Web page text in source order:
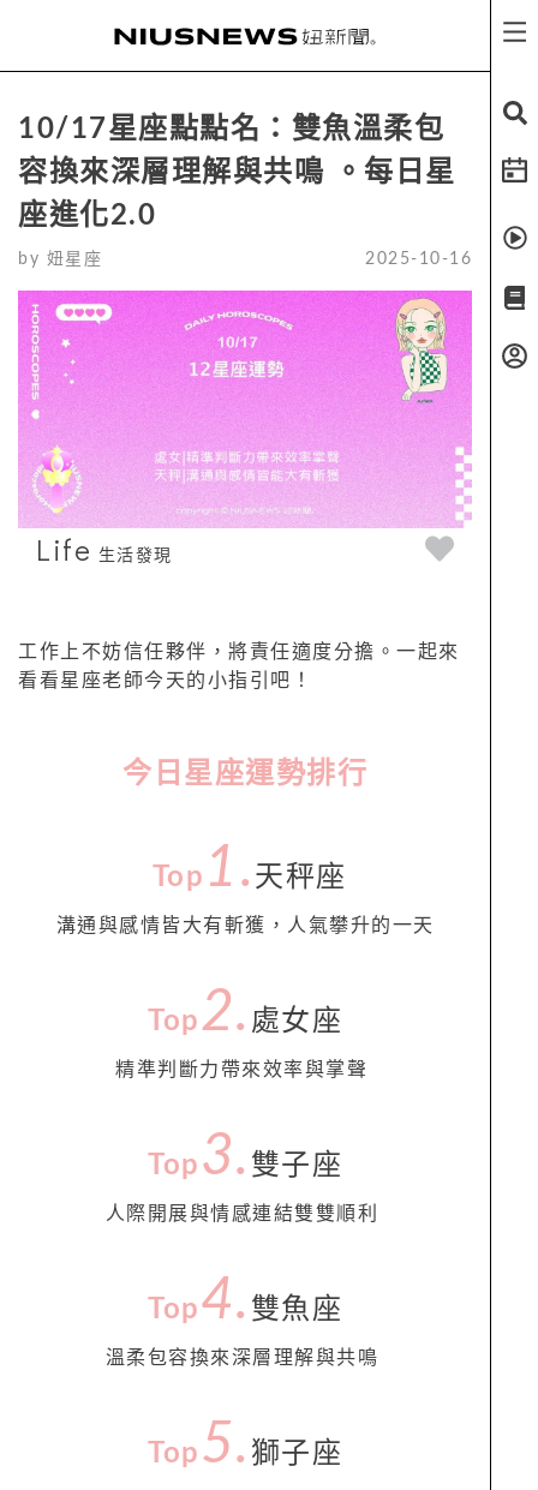
10/17星座點點名：雙魚溫柔包
容換來深層理解與共鳴 。每日星
座進化2.0
by 妞星座 2025-10-16
Life 生活發現
工作上不妨信任夥伴，將責任適度分擔。一起來
看看星座老師今天的小指引吧！
今日星座運勢排行
Top 1. 天秤座
溝通與感情皆大有斬獲，人氣攀升的一天
Top2. 處女座
精準判斷力帶來效率與掌聲
Top 3. 雙子座
人際開展與情感連結雙雙順利
Top4. 雙魚座
溫柔包容換來深層理解與共鳴
Top 5. 獅子座